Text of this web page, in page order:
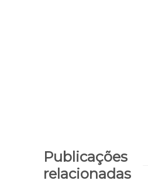
Publicações
relacionadas